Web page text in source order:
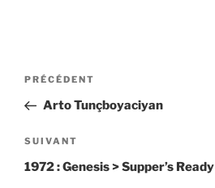
Navigation
l’article
Article
précédent
PRÉCÉDENT
Arto Tunçboyaciyan
Article
suivant
SUIVANT
1972 : Genesis > Supper’s Ready